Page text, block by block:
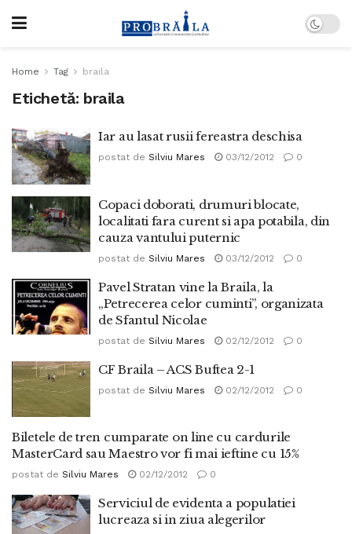
Home Tag braila
Etichetă: braila
Iar au lasat rusii fereastra deschisa
postat de Silviu Mares 03/12/2012 0
Copaci doborati, drumuri blocate,
localitati fara curent si apa potabila, din
cauza vantului puternic
postat de Silviu Mares 03/12/2012 0
Pavel Stratan vine la Braila, la
„Petrecerea celor cuminti”, organizata
de Sfantul Nicolae
postat de Silviu Mares 02/12/2012 0
CF Braila – ACS Buftea 2-1
postat de Silviu Mares 02/12/2012 0
Biletele de tren cumparate on line cu cardurile
MasterCard sau Maestro vor fi mai ieftine cu 15%
postat de Silviu Mares 02/12/2012 0
Serviciul de evidenta a populatiei
lucreaza si in ziua alegerilor